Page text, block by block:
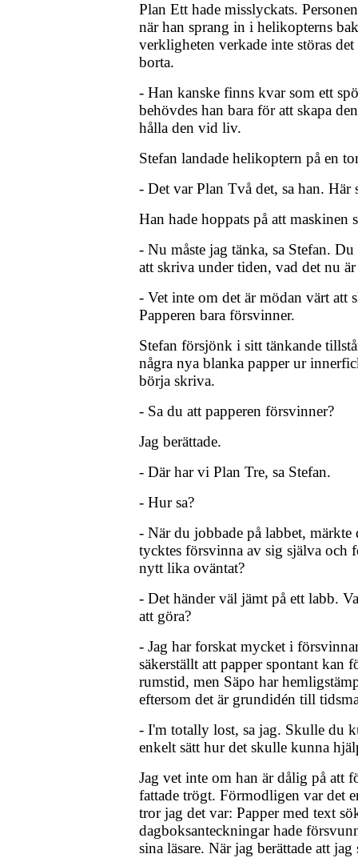
Plan Ett hade misslyckats.
när han sprang in i helikopterns
verkligheten verkade inte störas
borta.
- Han kanske finns kvar som ett
behövdes han bara för att skapa
hålla den vid liv.
Stefan landade helikoptern på en
- Det var Plan Två det, sa han. Här
Han hade hoppats på att maskinen
- Nu måste jag tänka, sa Stefan.
att skriva under tiden, vad det nu
- Vet inte om det är mödan värt att
Papperen bara försvinner.
Stefan försjönk i sitt tänkande
några nya blanka papper ur
börja skriva.
- Sa du att papperen försvinner?
Jag berättade.
- Där har vi Plan Tre, sa Stefan.
- Hur sa?
- När du jobbade på labbet, märkte
tycktes försvinna av sig själva och
nytt lika oväntat?
- Det händer väl jämt på ett labb.
att göra?
- Jag har forskat mycket i
säkerställt att papper spontant kan
rumstid, men Säpo har
eftersom det är grundidén till
- I'm totally lost, sa jag. Skulle du
enkelt sätt hur det skulle kunna
Jag vet inte om han är dålig på att
fattade trögt. Förmodligen var det
tror jag det var: Papper med text
dagboksanteckningar hade
sina läsare. När jag berättade att